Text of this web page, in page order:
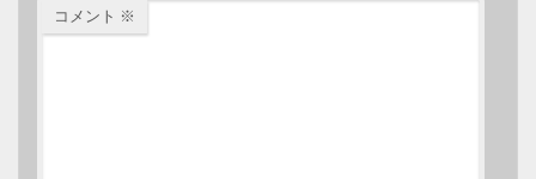
コメント ※